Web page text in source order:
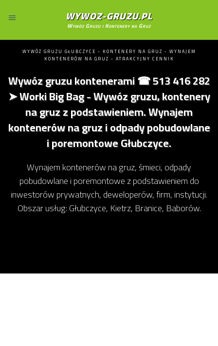
WYWOZ-GRUZU.PL
Wywóz Gruzu i Kontenery na Gruz
WYWÓZ GRUZU GŁUBCZYCE - KONTENERY NA GRUZ - WYNAJEM
KONTENERÓW NA GRUZ - ATRAKCYJNY CENNIK
Wywóz gruzu kontenerami ☎ 513 416 282
➤ Worki Big Bag - Wywóz gruzu, kontenery
na gruz z podstawieniem. Wynajem
kontenerów na gruz i odpady pobudowlane
i poremontowe Głubczyce.
Wynajem kontenerów na gruz, śmieci, odpady
pobudowlane i poremontowe z podstawieniem do
inwestorów prywatnych, deweloperów, firm, instytucji.
Obszar usług: Głubczyce, Kietrz, Branice, Baborów.